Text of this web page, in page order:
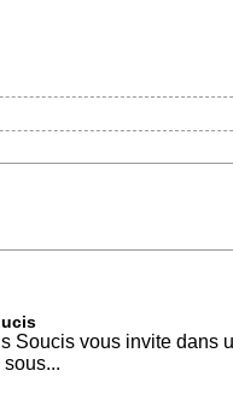
Soucis vous invite dans
sous...